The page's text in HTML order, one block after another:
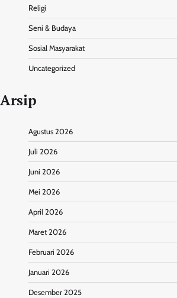
Religi
Seni & Budaya
Sosial Masyarakat
Uncategorized
Arsip
Agustus 2026
Juli 2026
Juni 2026
Mei 2026
April 2026
Maret 2026
Februari 2026
Januari 2026
Desember 2025